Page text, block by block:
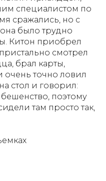
специалистом по
сражались, но с
было трудно
Китон приобрел
смотрел
брал карты,
очень точно ловил
стол и говорил:
поэтому
там просто так,